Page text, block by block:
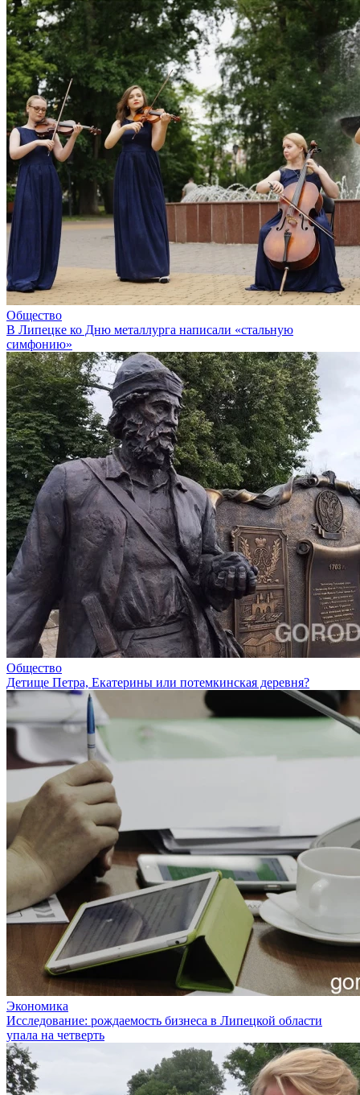
Общество
В Липецке ко Дню металлурга написали «стальную
симфонию»
Общество
Детище Петра, Екатерины или потемкинская деревня?
Экономика
Исследование: рождаемость бизнеса в Липецкой области
упала на четверть